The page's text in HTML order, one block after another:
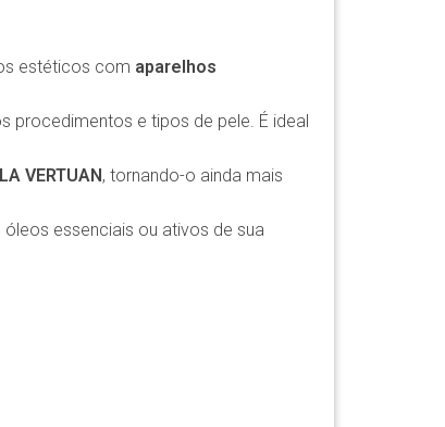
estéticos com aparelhos
procedimentos e tipos de pele. É ideal
VERTUAN, tornando-o ainda mais
óleos essenciais ou ativos de sua